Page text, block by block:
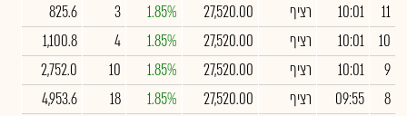
11
10:01 רציף 27,520.00
1.85%
3
825.6
10
10:01 רציף 27,520.00
1.85%
4
1,100.8
9
10:01 רציף 27,520.00
1.85%
10
2,752.0
8
09:55 רציף 27,520.00
1.85%
18
4,953.6